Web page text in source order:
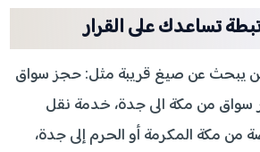
تساعدك على القرار
يبحث عن صيغ قريبة مثل: حجز سواق
سواق من مكة الى جدة، خدمة نقل
من مكة المكرمة أو الحرم إلى جدة،